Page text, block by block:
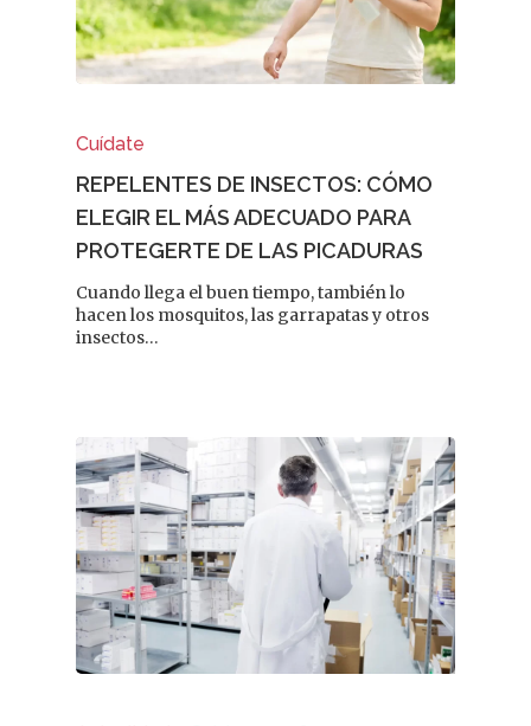
Cuídate
REPELENTES DE INSECTOS: CÓMO
ELEGIR EL MÁS ADECUADO PARA
PROTEGERTE DE LAS PICADURAS
Cuando llega el buen tiempo, también lo
hacen los mosquitos, las garrapatas y otros
insectos…